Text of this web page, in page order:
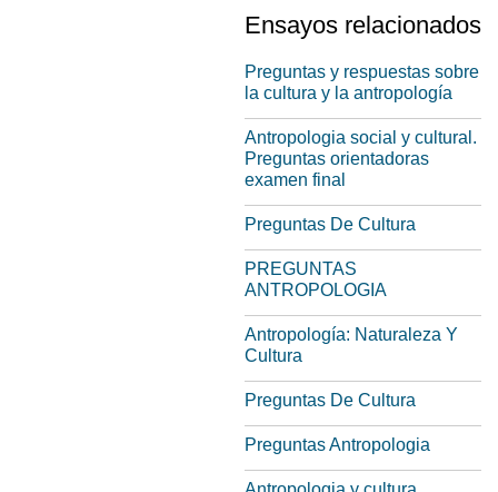
Ensayos relacionados
Preguntas y respuestas sobre
la cultura y la antropología
Antropologia social y cultural.
Preguntas orientadoras
examen final
Preguntas De Cultura
PREGUNTAS
ANTROPOLOGIA
Antropología: Naturaleza Y
Cultura
Preguntas De Cultura
Preguntas Antropologia